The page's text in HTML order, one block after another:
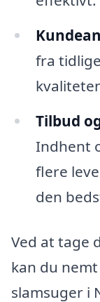
fra
Tilbud
Indhent
flere
den
Ved at tage
kan du
slamsuger i